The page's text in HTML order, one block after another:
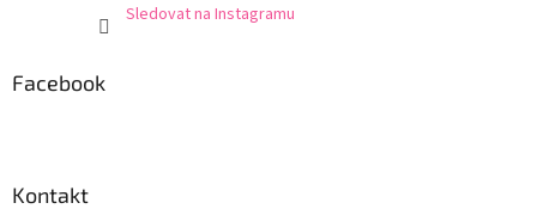
Sledovat na Instagramu
Facebook
Kontakt